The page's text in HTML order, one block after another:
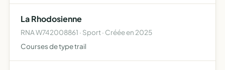
La Rhodosienne
RNA W742008861 · Sport · Créée en 2025
Courses de type trail